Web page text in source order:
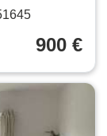
900 €